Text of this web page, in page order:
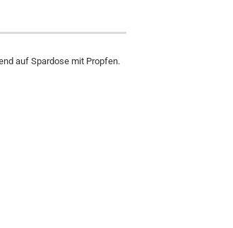
auf Spardose mit Propfen.